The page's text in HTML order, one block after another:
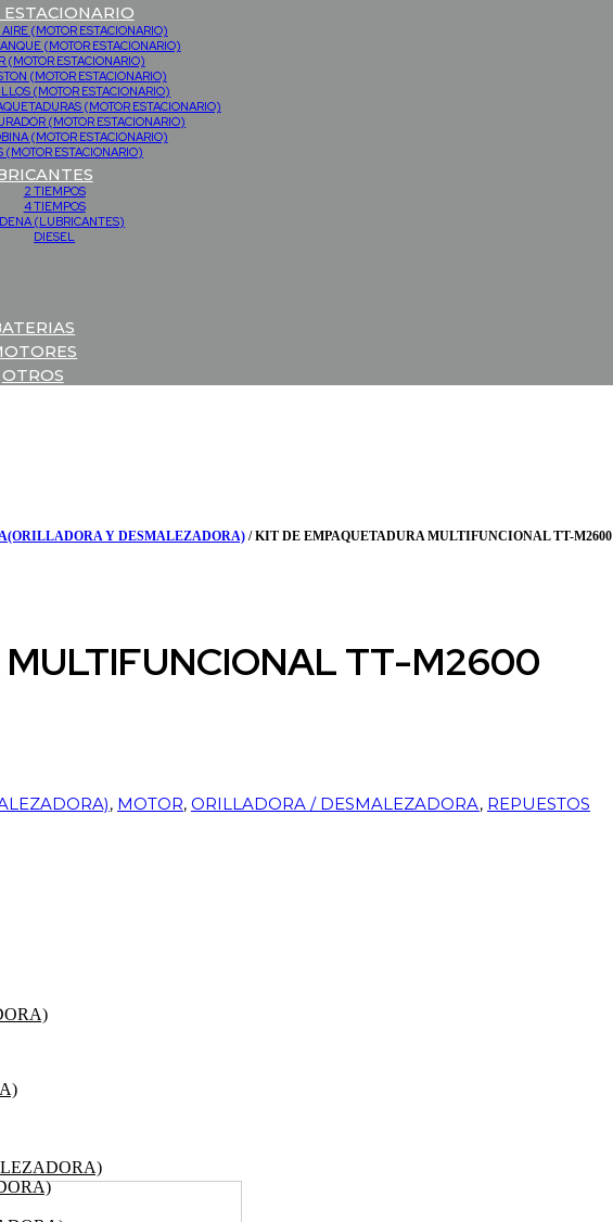
(MOTOR ESTACIONARIO)
(MOTOR ESTACIONARIO)
(MOTOR ESTACIONARIO)
(MOTOR ESTACIONARIO)
(MOTOR ESTACIONARIO)
(MOTOR ESTACIONARIO)
(MOTOR ESTACIONARIO)
(MOTOR ESTACIONARIO)
(MOTOR ESTACIONARIO)
2 TIEMPOS
4 TIEMPOS
(LUBRICANTES)
DIESEL
OTROS
Y DESMALEZADORA) / KIT DE EMPAQUETADURA MULTIFUNCIONAL TT-M2600
MULTIFUNCIONAL TT-M2600
, MOTOR, ORILLADORA / DESMALEZADORA, REPUESTOS